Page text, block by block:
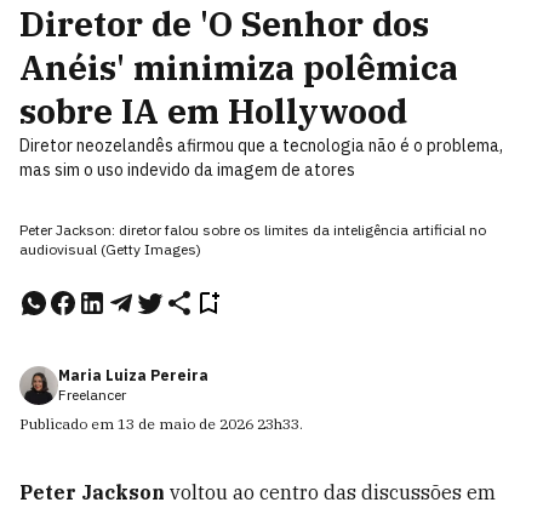
Diretor de 'O Senhor dos
Anéis' minimiza polêmica
sobre IA em Hollywood
Diretor neozelandês afirmou que a tecnologia não é o problema,
mas sim o uso indevido da imagem de atores
Peter Jackson: diretor falou sobre os limites da inteligência artificial no
audiovisual (Getty Images)
Maria Luiza Pereira
Freelancer
Publicado em 13 de maio de 2026 23h33.
Peter Jackson voltou ao centro das discussões em